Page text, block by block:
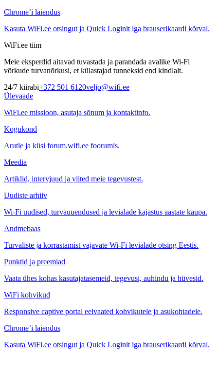
Chrome’i laiendus
Kasuta WiFi.ee otsingut ja Quick Loginit iga brauserikaardi kõrval.
WiFi.ee tiim
Meie eksperdid aitavad tuvastada ja parandada avalike Wi-Fi
võrkude turvanõrkusi, et külastajad tunneksid end kindlalt.
24/7 kiirabi+372 501 6120veljo@wifi.ee
Ülevaade
WiFi.ee missioon, asutaja sõnum ja kontaktinfo.
Kogukond
Arutle ja küsi forum.wifi.ee foorumis.
Meedia
Artiklid, intervjuud ja viited meie tegevustest.
Uudiste arhiiv
Wi-Fi uudised, turvauuendused ja levialade kajastus aastate kaupa.
Andmebaas
Turvaliste ja korrastamist vajavate Wi-Fi levialade otsing Eestis.
Punktid ja preemiad
Vaata ühes kohas kasutajatasemeid, tegevusi, auhindu ja hüvesid.
WiFi kohvikud
Responsive captive portal eelvaated kohvikutele ja asukohtadele.
Chrome’i laiendus
Kasuta WiFi.ee otsingut ja Quick Loginit iga brauserikaardi kõrval.